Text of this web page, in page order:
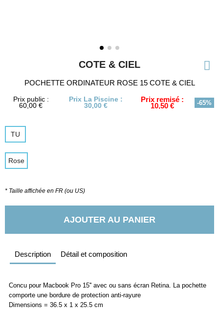
COTE & CIEL
POCHETTE ORDINATEUR ROSE 15 COTE & CIEL
Prix public :
60,00 €
Prix La Piscine :
30,00 €
Prix remisé :
10,50 € -65%
TU
Rose
* Taille affichée en FR (ou US)
AJOUTER AU PANIER
Description Détail et composition
Concu pour Macbook Pro 15'' avec ou sans écran Retina. La pochette
comporte une bordure de protection anti-rayure
Dimensions = 36.5 x 1 x 25.5 cm